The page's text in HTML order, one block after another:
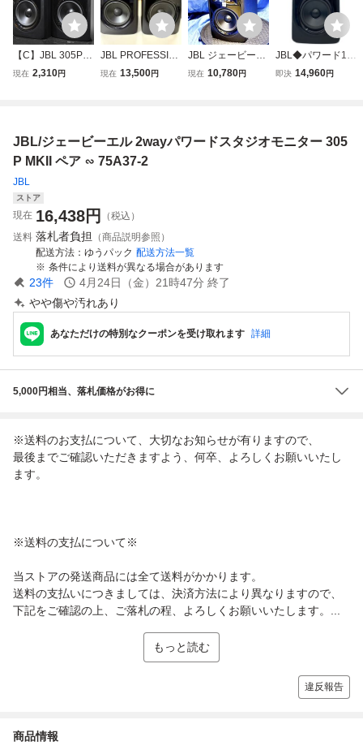
【C】JBL 305P M
kII スピーカーペア
現在 2,310円
JBL PROFESSIO
NAL 305P MkII パ
現在 13,500円
JBL ジェービーエ
ル パワード スタ
現在 10,780円
JBL◆パワード12.
7 cm（5インチ）
即決 14,960円
JBL/ジェービーエル 2wayパワードスタジオモニター 305
P MKII ペア ∽ 75A37-2
JBL
ストア
現在 16,438円
（税込）
送料 落札者負担
（商品説明参照）
配送方法
ゆうパック 配送方法一覧
条件により送料が異なる場合があります
23件 4月24日（金）21時47分 終了
やや傷や汚れあり
あなただけの特別なクーポンを受け取れます 詳細
5,000円相当、落札価格がお得に
※送料のお支払について、大切なお知らせが有りますので、
最後までご確認いただきますよう、何卒、よろしくお願いいたし
ます。
※送料の支払について※
当ストアの発送商品には全て送料がかかります。
送料の支払いにつきましては、決済方法により異なりますので、
下記をご確認の上、ご落札の程、よろしくお願いいたします。...
もっと読む
違反報告
商品情報